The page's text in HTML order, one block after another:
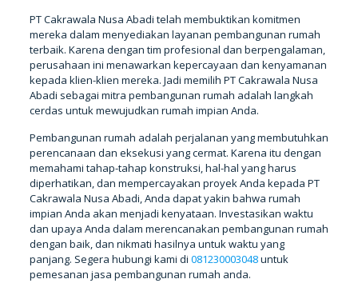
PT Cakrawala Nusa Abadi telah membuktikan komitmen
mereka dalam menyediakan layanan pembangunan rumah
terbaik. Karena dengan tim profesional dan berpengalaman,
perusahaan ini menawarkan kepercayaan dan kenyamanan
kepada klien-klien mereka. Jadi memilih PT Cakrawala Nusa
Abadi sebagai mitra pembangunan rumah adalah langkah
cerdas untuk mewujudkan rumah impian Anda.
Pembangunan rumah adalah perjalanan yang membutuhkan
perencanaan dan eksekusi yang cermat. Karena itu dengan
memahami tahap-tahap konstruksi, hal-hal yang harus
diperhatikan, dan mempercayakan proyek Anda kepada PT
Cakrawala Nusa Abadi, Anda dapat yakin bahwa rumah
impian Anda akan menjadi kenyataan. Investasikan waktu
dan upaya Anda dalam merencanakan pembangunan rumah
dengan baik, dan nikmati hasilnya untuk waktu yang
panjang. Segera hubungi kami di 081230003048untuk
pemesanan jasa pembangunan rumah anda.